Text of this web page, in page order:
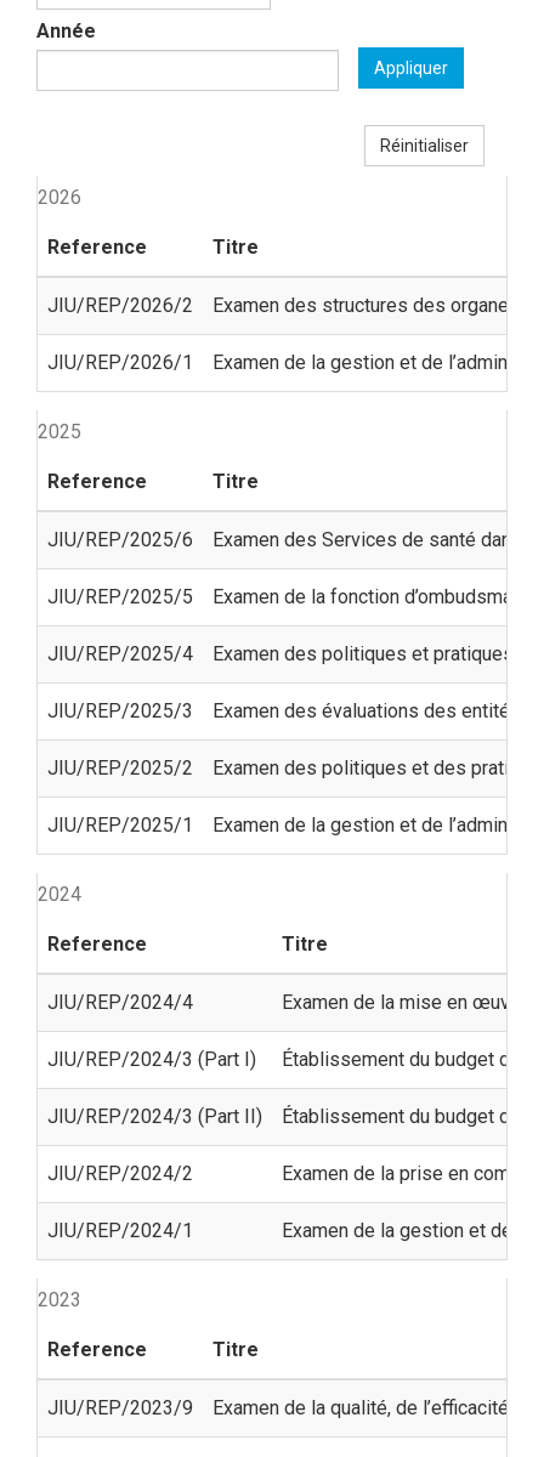
Année
Appliquer
Réinitialiser
2026
Reference Titre
JIU/REP/2026/2 Examen des structures des organes
JIU/REP/2026/1 Examen de la gestion et de
2025
Reference Titre
JIU/REP/2025/6 Examen des Services de santé dans
JIU/REP/2025/5 Examen de la fonction
JIU/REP/2025/4 Examen des politiques et pratiques
JIU/REP/2025/3 Examen des évaluations des entités
JIU/REP/2025/2 Examen des politiques et des
JIU/REP/2025/1 Examen de la gestion et de
2024
Reference Titre
JIU/REP/2024/4 Examen de la mise en œuvre
JIU/REP/2024/3 (Part I) Établissement du budget
JIU/REP/2024/3 (Part II) Établissement du budget
JIU/REP/2024/2 Examen de la prise en
JIU/REP/2024/1 Examen de la gestion et de
2023
Reference Titre
JIU/REP/2023/9 Examen de la qualité, de l’efficacité,